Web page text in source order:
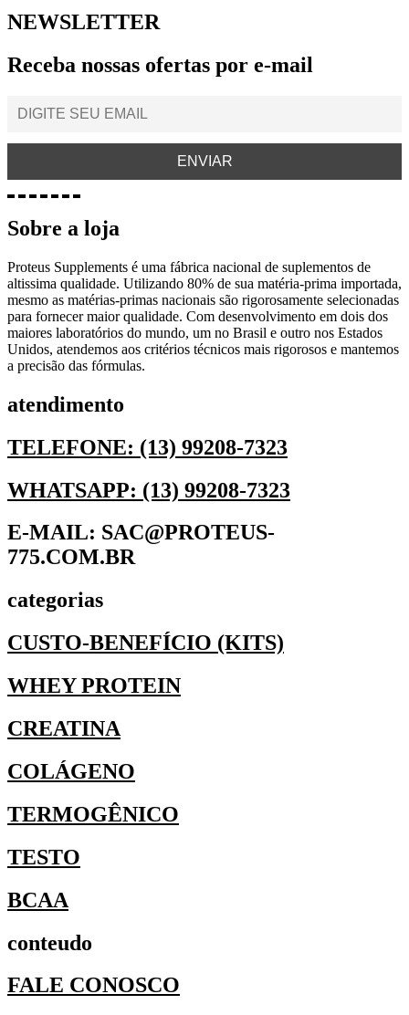
NEWSLETTER
Receba nossas ofertas por e-mail
Sobre a loja
Proteus Supplements é uma fábrica nacional de suplementos de
altissima qualidade. Utilizando 80% de sua matéria-prima importada,
mesmo as matérias-primas nacionais são rigorosamente selecionadas
para fornecer maior qualidade. Com desenvolvimento em dois dos
maiores laboratórios do mundo, um no Brasil e outro nos Estados
Unidos, atendemos aos critérios técnicos mais rigorosos e mantemos
a precisão das fórmulas.
atendimento
TELEFONE: (13) 99208-7323
WHATSAPP: (13) 99208-7323
E-MAIL: SAC@PROTEUS-
775.COM.BR
categorias
CUSTO-BENEFÍCIO (KITS)
WHEY PROTEIN
CREATINA
COLÁGENO
TERMOGÊNICO
TESTO
BCAA
conteudo
FALE CONOSCO